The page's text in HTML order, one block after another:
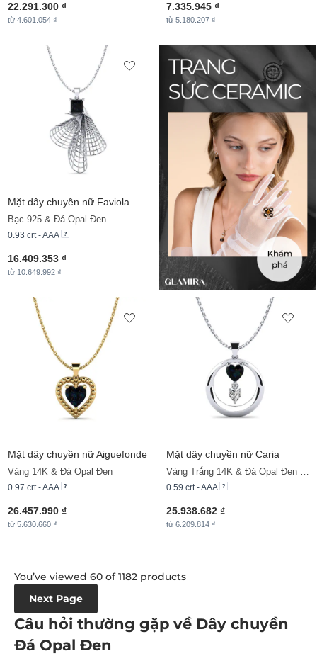
22.291.300 ₫
từ 4.601.054 ₫
7.335.945 ₫
từ 5.180.207 ₫
Mặt dây chuyền nữ Faviola
Bạc 925 & Đá Opal Đen
0.93 crt - AAA
16.409.353 ₫
từ 10.649.992 ₫
Mặt dây chuyền nữ Aiguefonde
Vàng 14K & Đá Opal Đen
0.97 crt - AAA
26.457.990 ₫
từ 5.630.660 ₫
Mặt dây chuyền nữ Caria
Vàng Trắng 14K & Đá Opal Đen & Đá Moissanite
0.59 crt - AAA
25.938.682 ₫
từ 6.209.814 ₫
You’ve viewed 60 of 1182 products
Next Page
Câu hỏi thường gặp về Dây chuyền
Đá Opal Đen